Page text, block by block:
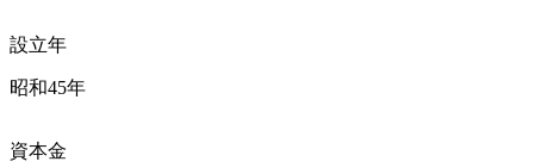
設立年
昭和45年
資本金